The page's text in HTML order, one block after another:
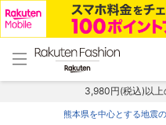
menu home
トップ
3,980円(税込)以上
熊本県を中心とする地震